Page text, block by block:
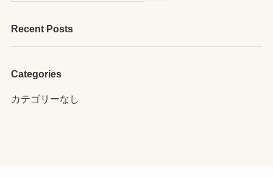
Recent Posts
Categories
カテゴリーなし